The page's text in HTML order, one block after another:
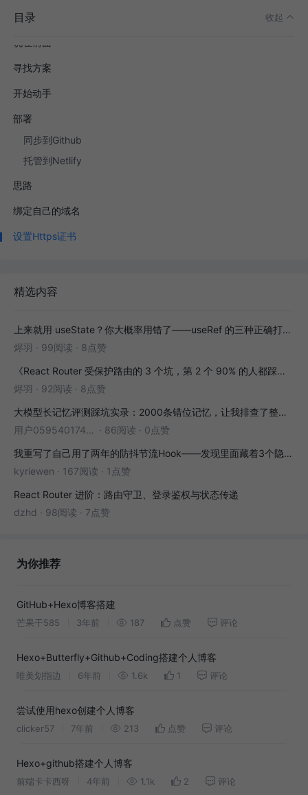
目录 收起
寻找方案
开始动手
部署
同步到Github
托管到Netlify
思路
绑定自己的域名
设置Https证书
精选内容
上来就用 useState？你大概率用错了——useRef 的三种正确打开方式
烬羽 · 99阅读 · 8点赞
《React Router 受保护路由的 3 个坑，第 2 个 90% 的人都踩过》
烬羽 · 92阅读 · 8点赞
大模型长记忆评测踩坑实录：2000条错位记忆，让我排查了整整3小时
用户05954017446 · 86阅读 · 0点赞
我重写了自己用了两年的防抖节流Hook——发现里面藏着3个隐藏bug
kyriewen · 167阅读 · 1点赞
React Router 进阶：路由守卫、登录鉴权与状态传递
dzhd · 98阅读 · 7点赞
为你推荐
GitHub+Hexo博客搭建
芒果干585 3年前 187 点赞 评论
Hexo+Butterfly+Github+Coding搭建个人博客
唯美划指边 6年前 1.6k 1 评论
尝试使用hexo创建个人博客
clicker57 7年前 213 点赞 评论
Hexo+github搭建个人博客
前端卡卡西呀 4年前 1.1k 2 评论